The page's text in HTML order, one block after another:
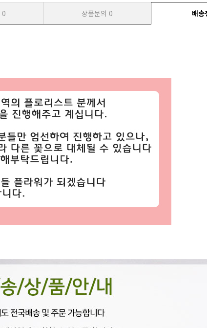
0 상품문의 0 배송